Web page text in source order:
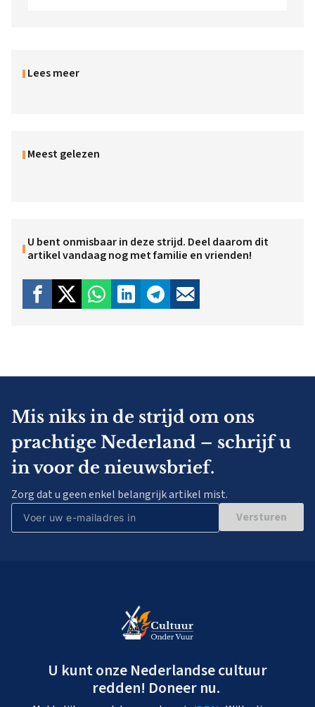
Lees meer
Meest gelezen
U bent onmisbaar in deze strijd. Deel daarom dit
artikel vandaag nog met familie en vrienden!
Mis niks in de strijd om ons
prachtige Nederland – schrijf u
in voor de nieuwsbrief.
Zorg dat u geen enkel belangrijk artikel mist.
Versturen
U kunt onze Nederlandse cultuur
redden! Doneer nu.